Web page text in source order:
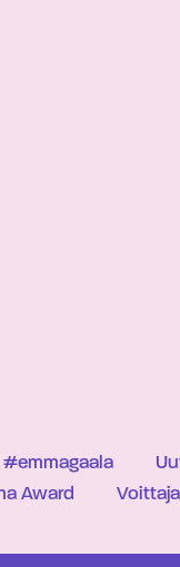
#emmagaala
Award